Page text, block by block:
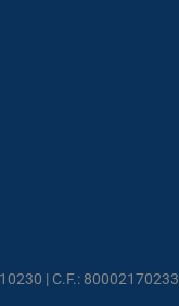
| C.F.: 80002170233